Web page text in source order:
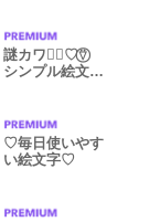
謎カワ∵⃝♡⍢⃝
シンプル絵文字
♡毎日使いやす
い絵文字♡